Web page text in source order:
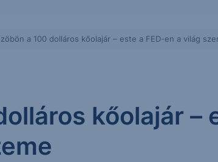
a 100 dolláros kőolajár – este a FED-en a világ
kőolajár –